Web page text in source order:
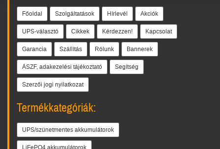
Főoldal Szolgáltatások Hírlevél Akciók
UPS-választó Cikkek Kérdezzen! Kapcsolat
Garancia Szállítás Rólunk Bannerek
ÁSZF, adakezelési tájékoztató Segítség
Szerzői jogi nyilatkozat
Termékkategóriák:
UPS/szünetmentes akkumulátorok